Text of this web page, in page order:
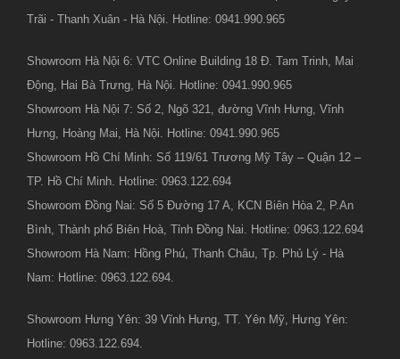
Trãi - Thanh Xuân - Hà Nội. Hotline: 0941.990.965
Showroom Hà Nội 6: VTC Online Building 18 Đ. Tam Trinh, Mai
Động, Hai Bà Trưng, Hà Nội. Hotline: 0941.990.965
Showroom Hà Nội 7: Số 2, Ngõ 321, đường Vĩnh Hưng, Vĩnh
Hưng, Hoàng Mai, Hà Nội. Hotline: 0941.990.965
Showroom Hồ Chí Minh: Số 119/61 Trương Mỹ Tây – Quận 12 –
TP. Hồ Chí Minh. Hotline: 0963.122.694
Showroom Đồng Nai: Số 5 Đường 17 A, KCN Biên Hòa 2, P.An
Bình, Thành phố Biên Hoà, Tỉnh Đồng Nai. Hotline: 0963.122.694
Showroom Hà Nam: Hồng Phú, Thanh Châu, Tp. Phủ Lý - Hà
Nam: Hotline: 0963.122.694.
Showroom Hưng Yên: 39 Vĩnh Hưng, TT. Yên Mỹ, Hưng Yên:
Hotline: 0963.122.694.